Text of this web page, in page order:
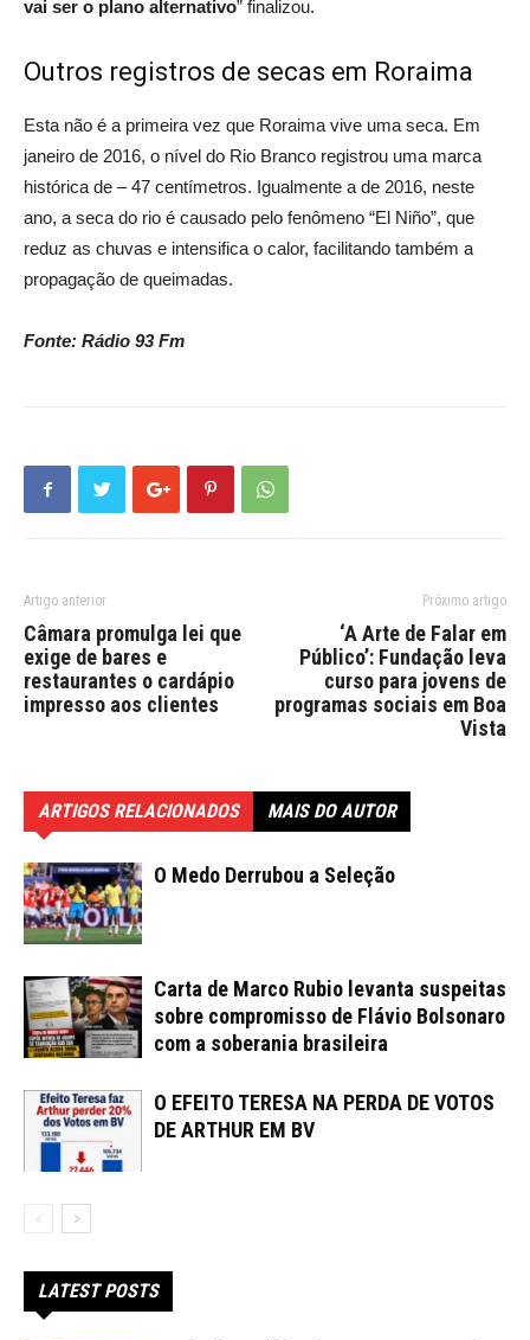
vai ser o plano alternativo” finalizou.
Outros registros de secas em Roraima
Esta não é a primeira vez que Roraima vive uma seca. Em
janeiro de 2016, o nível do Rio Branco registrou uma marca
histórica de – 47 centímetros. Igualmente a de 2016, neste
ano, a seca do rio é causado pelo fenômeno “El Niño”, que
reduz as chuvas e intensifica o calor, facilitando também a
propagação de queimadas.
Fonte: Rádio 93 Fm
Artigo anterior
Câmara promulga lei que
exige de bares e
restaurantes o cardápio
impresso aos clientes
Próximo artigo
‘A Arte de Falar em
Público’: Fundação leva
curso para jovens de
programas sociais em Boa
Vista
ARTIGOS RELACIONADOS MAIS DO AUTOR
O Medo Derrubou a Seleção
Carta de Marco Rubio levanta suspeitas
sobre compromisso de Flávio Bolsonaro
com a soberania brasileira
O EFEITO TERESA NA PERDA DE VOTOS
DE ARTHUR EM BV
LATEST POSTS